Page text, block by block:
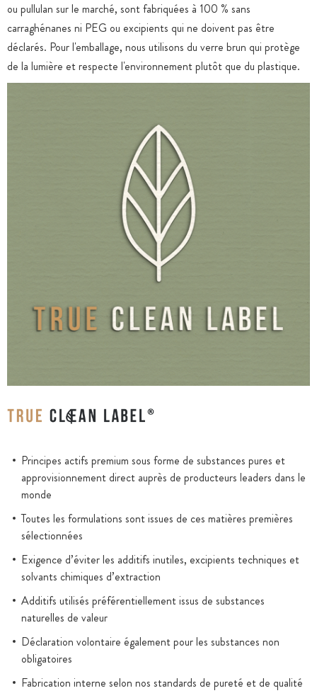
ou pullulan sur le marché, sont fabriquées à 100 % sans
carraghénanes ni PEG ou excipients qui ne doivent pas être
déclarés. Pour l'emballage, nous utilisons du verre brun qui protège
de la lumière et respecte l'environnement plutôt que du plastique.
Principes actifs premium sous forme de substances pures et
approvisionnement direct auprès de producteurs leaders dans le
monde
Toutes les formulations sont issues de ces matières premières
sélectionnées
Exigence d’éviter les additifs inutiles, excipients techniques et
solvants chimiques d’extraction
Additifs utilisés préférentiellement issus de substances
naturelles de valeur
Déclaration volontaire également pour les substances non
obligatoires
Fabrication interne selon nos standards de pureté et de qualité